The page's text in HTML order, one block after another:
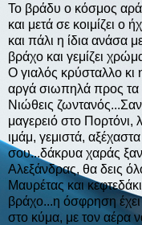
Το βράδυ ο κόσμος
και μετά σε κοιμίζει
και πάλι η ίδια ανάσα
βράχο και γεμίζει
Ο γιαλός κρύσταλλο
αργά σιωπηλά προς τα
Νιώθεις
μαγερειό στο
ιμάμ, γεμιστά,
σου...δάκρυα χαράς
Αλεξάνδρας, θα δεις
Μαυρέτας και
βράχο...η όσφρηση
στο κύμα, με τον αέρα